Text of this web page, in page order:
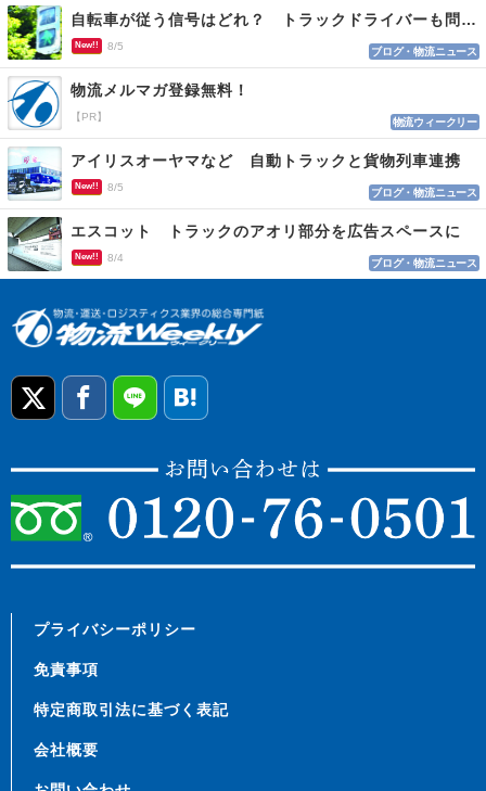
自転車が従う信号はどれ？ トラックドライバーも問われる認識
New!! 8/5 ブログ・物流ニュース
物流メルマガ登録無料！
【PR】 物流ウィークリー
アイリスオーヤマなど 自動トラックと貨物列車連携
New!! 8/5 ブログ・物流ニュース
エスコット トラックのアオリ部分を広告スペースに
New!! 8/4 ブログ・物流ニュース
プライバシーポリシー
免責事項
特定商取引法に基づく表記
会社概要